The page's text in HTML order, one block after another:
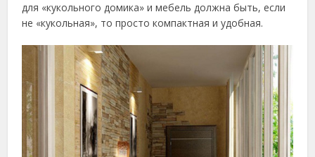
для «кукольного домика» и мебель должна быть, если
не «кукольная», то просто компактная и удобная.